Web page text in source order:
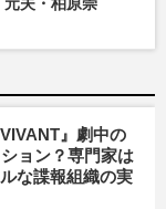
』劇中の
ョン？専門家は
な諜報組織の実